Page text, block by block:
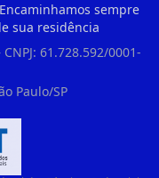
sempre
sua residência
61.728.592/0001-
Paulo/SP